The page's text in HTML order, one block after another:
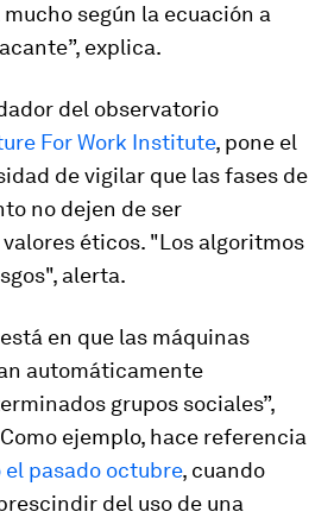
según la ecuación a
explica.
del observatorio
For Work Institute, pone el
de vigilar que las fases de
no dejen de ser
éticos. "Los algoritmos
alerta.
en que las máquinas
automáticamente
grupos sociales”,
ejemplo, hace referencia
pasado octubre, cuando
del uso de una